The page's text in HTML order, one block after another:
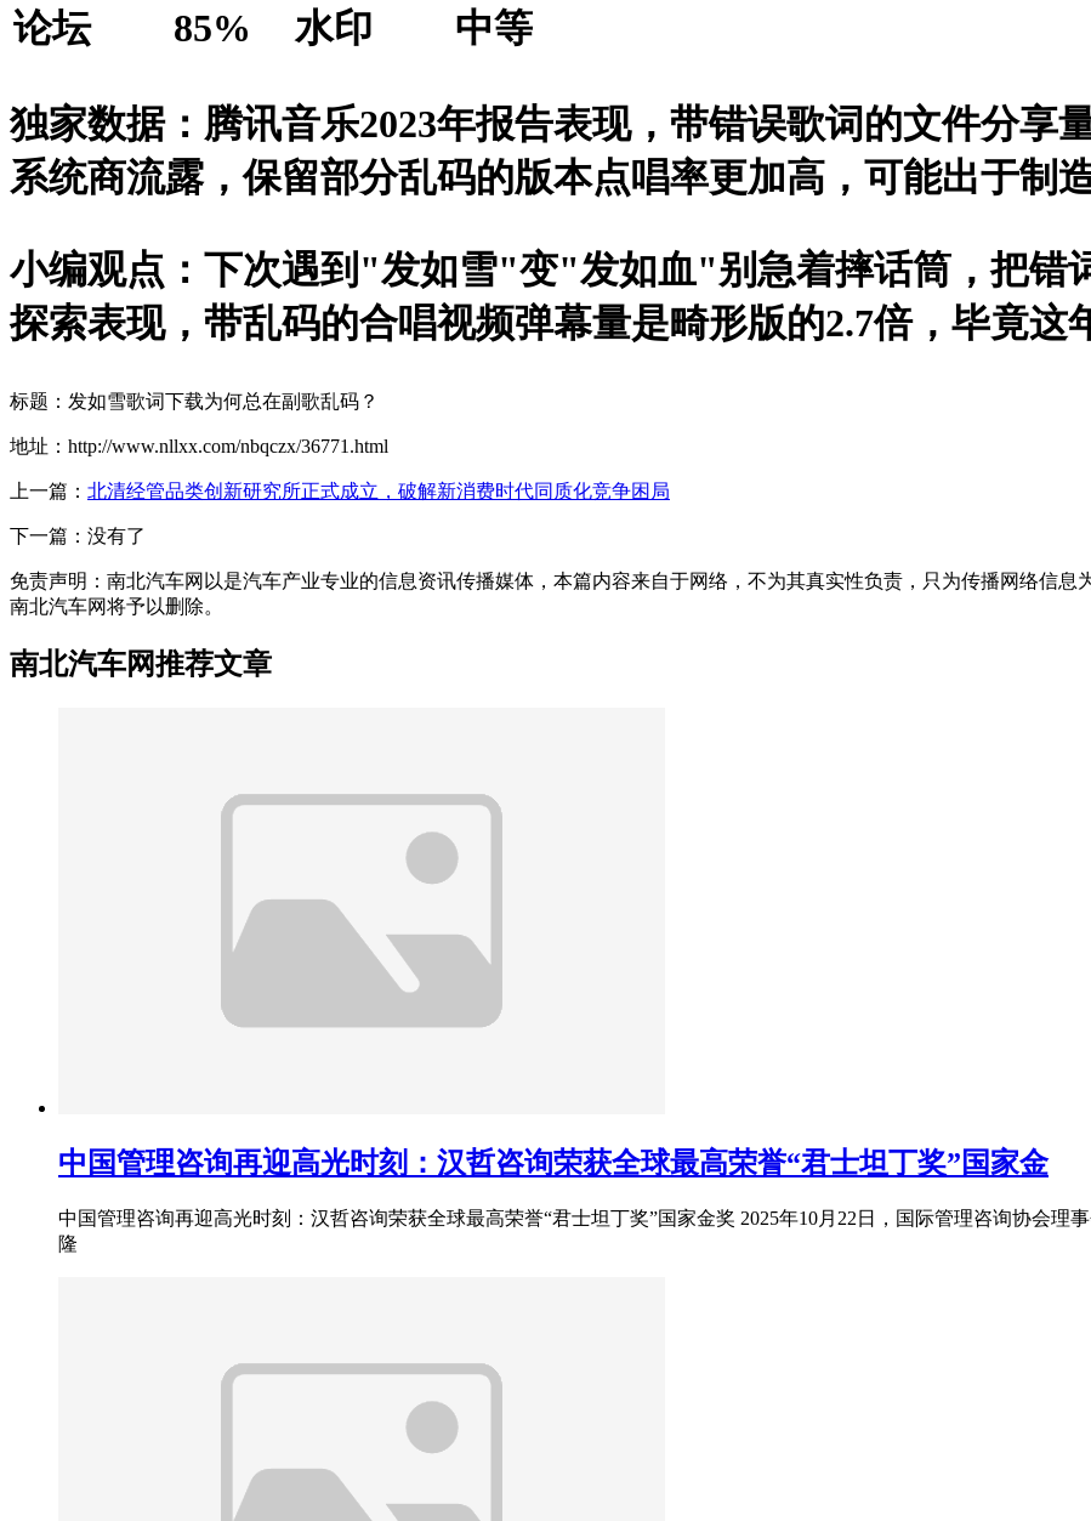
论坛
85% 水印 中等
独家数据：腾讯音乐2023年报告表现，带错误歌词的文件分享
系统商流露，保留部分乱码的版本点唱率更加高，可能出于制
小编观点：下次遇到"发如雪"变"发如血"别急着摔话筒，把错
探索表现，带乱码的合唱视频弹幕量是畸形版的2.7倍，毕竟这
标题：发如雪歌词下载为何总在副歌乱码？
地址：http://www.nllxx.com/nbqczx/36771.html
上一篇： 北清经管品类创新研究所正式成立，破解新消费时代同质化竞争困局
下一篇：没有了
免责声明：南北汽车网以是汽车产业专业的信息资讯传播媒体，本篇内容来自于网络，不为其真实性负责，只为传播网络信息
南北汽车网将予以删除。
南北汽车网推荐文章
中国管理咨询再迎高光时刻：汉哲咨询荣获全球最高荣誉“君士坦丁奖”国家金
中国管理咨询再迎高光时刻：汉哲咨询荣获全球最高荣誉“君士坦丁奖”国家金奖 2025年10月22日，国际管理咨询协会
隆